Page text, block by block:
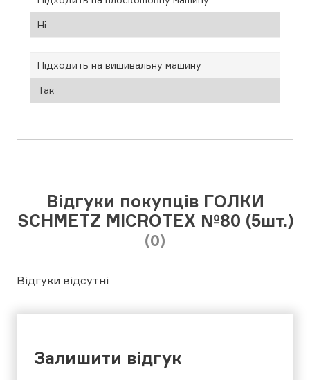
Ні
Підходить на вишивальну машину
Так
Відгуки покупців ГОЛКИ
SCHMETZ MICROTEX №80 (5шт.)
(0)
Відгуки відсутні
Залишити відгук